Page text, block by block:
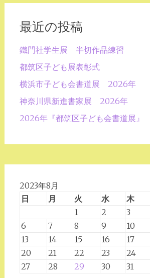
最近の投稿
鐵門社学生展 半切作品練習
都筑区子ども展表彰式
横浜市子ども会書道展 2026年
神奈川県新進書家展 2026年
2026年『都筑区子ども会書道展』
2023年8月
日
月 火 水 木
1
2 3
6
7 8 9 10
13
14 15 16 17
20
21 22 23 24
27
28 29 30 31